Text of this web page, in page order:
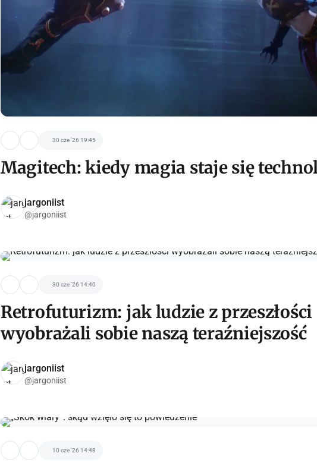
30 cze '26 19:45
Magitech: kiedy magia staje się
jargoniist
@jargoniist
30 cze '26 14:40
Retrofuturizm: jak ludzie z przeszłości
wyobrażali sobie naszą teraźniejszość
jargoniist
@jargoniist
10 cze '26 14:48